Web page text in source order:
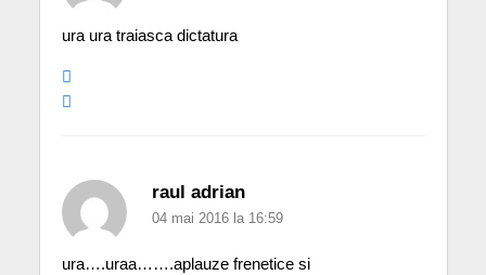
ura ura traiasca dictatura
raul adrian
04 mai 2016 la 16:59
ura….uraa…….aplauze frenetice si